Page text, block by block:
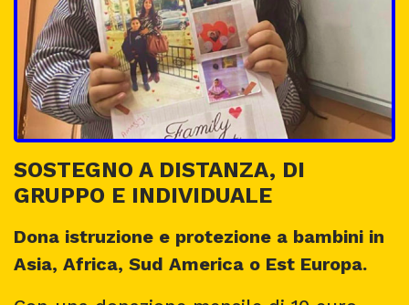
SOSTEGNO A DISTANZA, DI
GRUPPO E INDIVIDUALE
Dona istruzione e protezione a bambini in
Asia, Africa, Sud America o Est Europa.